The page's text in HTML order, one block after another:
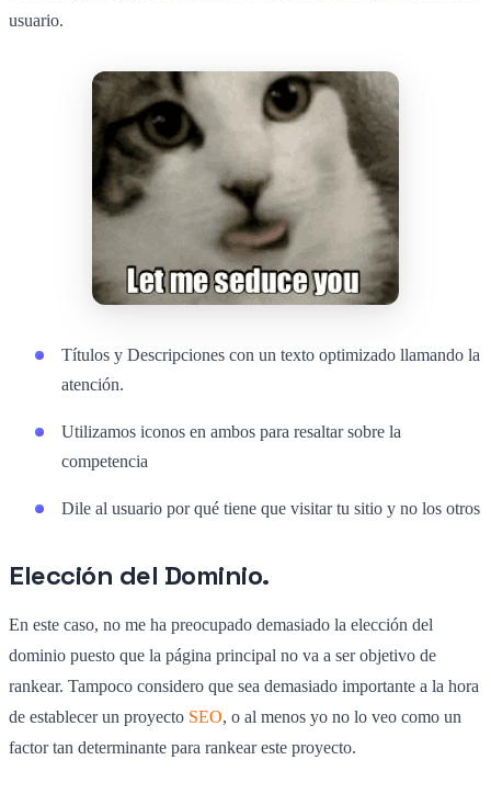
usuario.
Títulos y Descripciones con un texto optimizado llamando la
atención.
Utilizamos iconos en ambos para resaltar sobre la
competencia
Dile al usuario por qué tiene que visitar tu sitio y no los otros
Elección del Dominio.
En este caso, no me ha preocupado demasiado la elección del
dominio puesto que la página principal no va a ser objetivo de
rankear. Tampoco considero que sea demasiado importante a la hora
de establecer un proyecto SEO, o al menos yo no lo veo como un
factor tan determinante para rankear este proyecto.